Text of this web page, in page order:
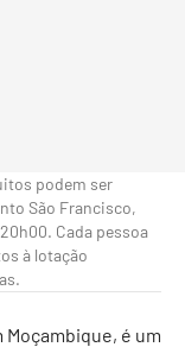
podem ser
São Francisco,
Cada pessoa
à lotação
Moçambique, é um